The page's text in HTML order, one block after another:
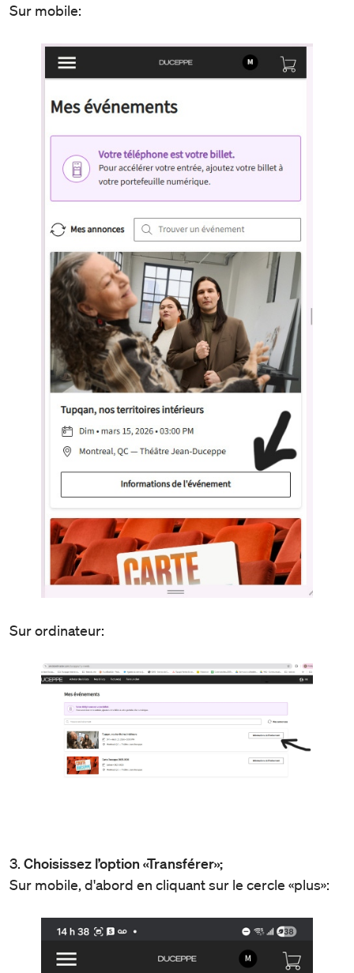
Sur mobile:
Sur ordinateur:
3. Choisissez l’option «Transférer»;
Sur mobile, d'abord en cliquant sur le cercle «plus»: